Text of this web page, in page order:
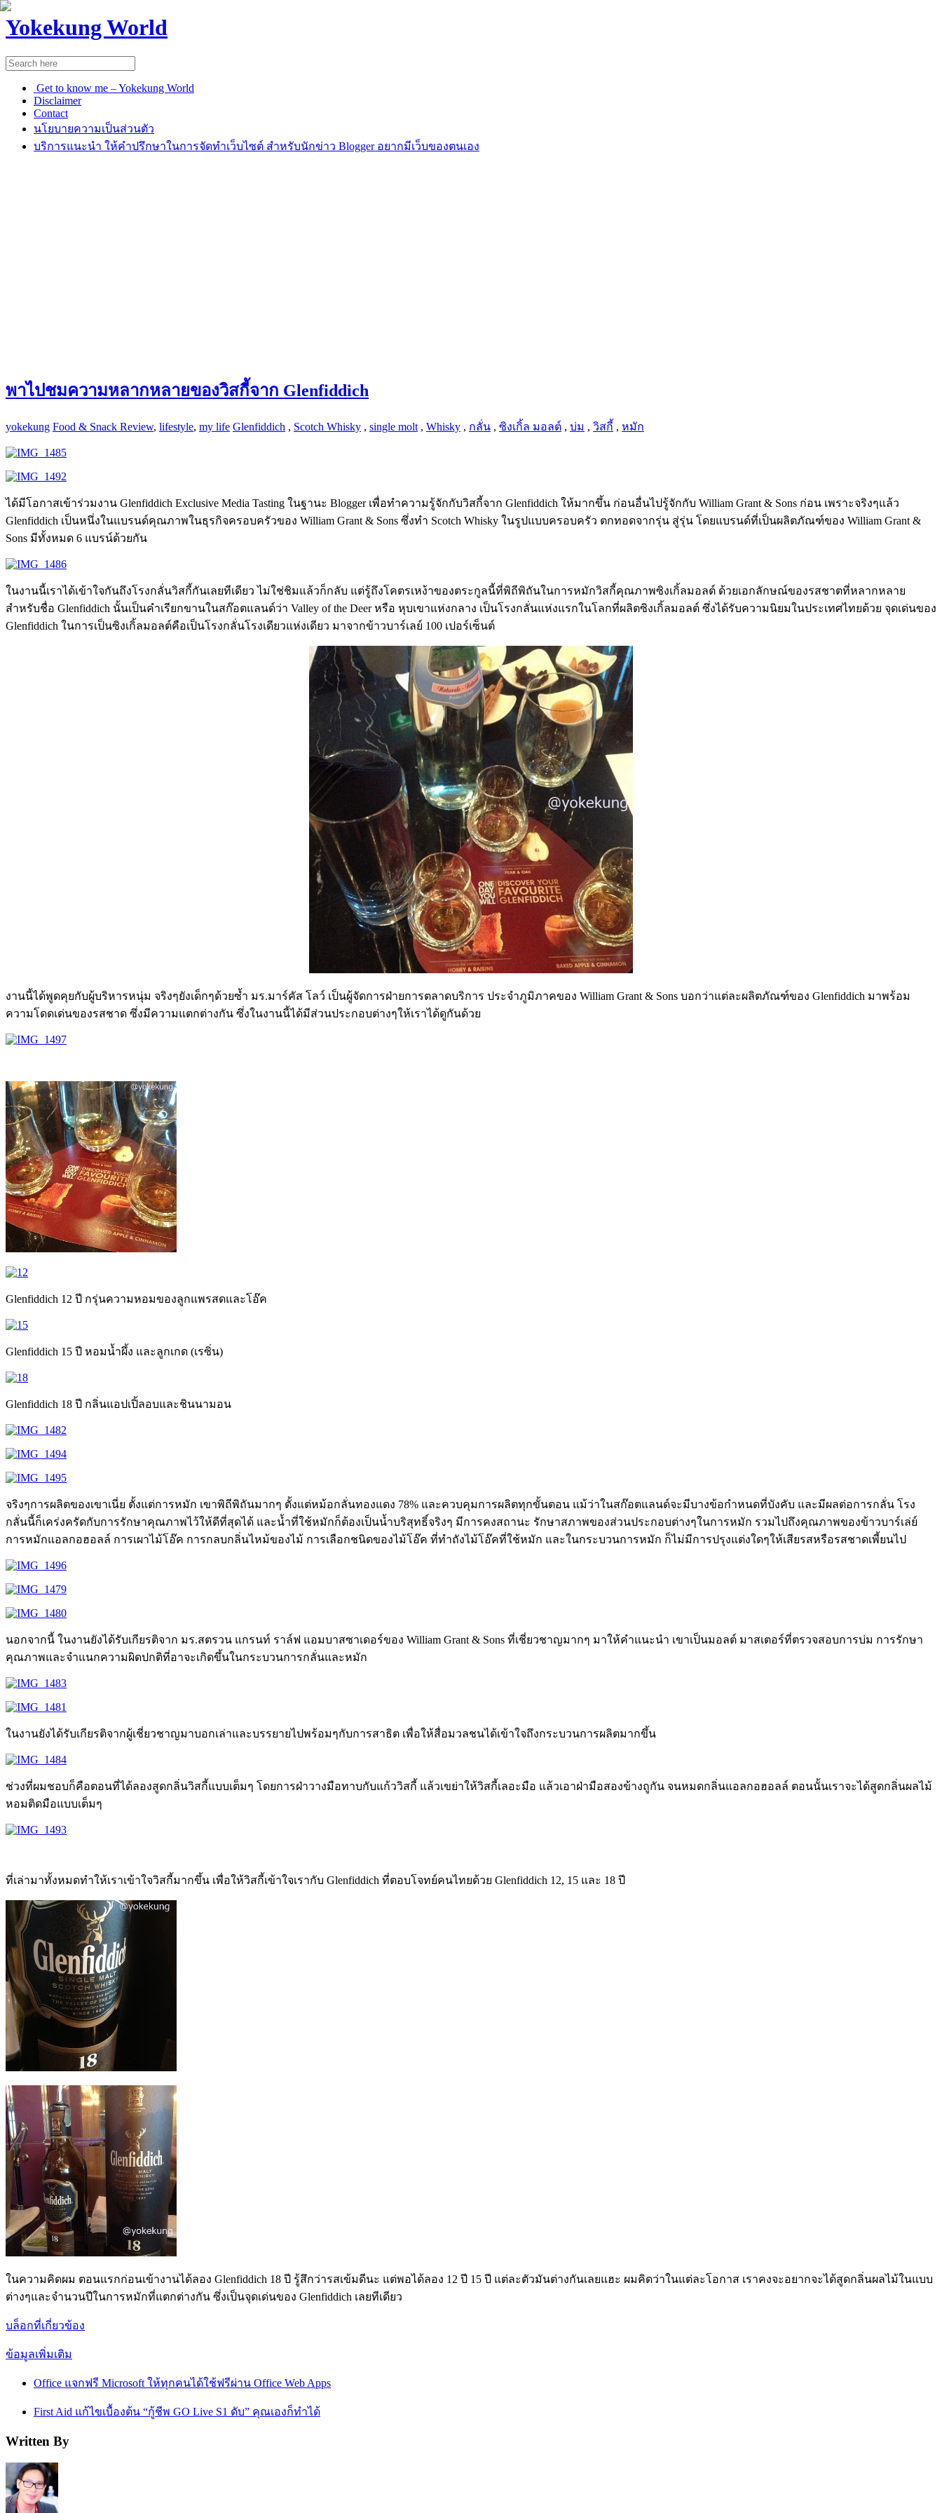
Yokekung World
Get to know me – Yokekung World
Disclaimer
Contact
นโยบายความเป็นส่วนตัว
บริการแนะนำ ให้คำปรึกษาในการจัดทำเว็บไซต์ สำหรับนักข่าว Blogger อยากมีเว็บของตนเอง
พาไปชมความหลากหลายของวิสกี้จาก Glenfiddich
yokekung Food & Snack Review, lifestyle, my life Glenfiddich , Scotch Whisky , single molt , Whisky , กลั่น , ซิงเกิ้ล มอลต์ , บ่ม , วิสกี้ , หมัก
ได้มีโอกาสเข้าร่วมงาน Glenfiddich Exclusive Media Tasting ในฐานะ Blogger เพื่อทำความรู้จักกับวิสกี้จาก Glenfiddich ให้มากขึ้น ก่อนอื่นไปรู้จักกับ William Grant & Sons ก่อน เพราะจริงๆแล้ว
Glenfiddich เป็นหนึ่งในแบรนด์คุณภาพในธุรกิจครอบครัวของ William Grant & Sons ซึ่งทำ Scotch Whisky ในรูปแบบครอบครัว ตกทอดจากรุ่น สู่รุ่น โดยแบรนด์ที่เป็นผลิตภัณฑ์ของ William Grant &
Sons มีทั้งหมด 6 แบรน์ด้วยกัน
ในงานนี้เราได้เข้าใจกันถึงโรงกลั่นวิสกี้กันเลยทีเดียว ไม่ใช่ชิมแล้วก็กลับ แต่รู้ถึงโคตรเหง้าของตระกูลนี้ที่พิถีพิถันในการหมักวิสกี้คุณภาพซิงเกิ้ลมอลต์ ด้วยเอกลักษณ์ของรสชาตที่หลากหลาย
สำหรับชื่อ Glenfiddich นั้นเป็นคำเรียกขานในสก๊อตแลนด์ว่า Valley of the Deer หรือ หุบเขาแห่งกลาง เป็นโรงกลั่นแห่งแรกในโลกที่ผลิตซิงเกิ้ลมอลต์ ซึ่งได้รับความนิยมในประเทศไทยด้วย จุดเด่นของ
Glenfiddich ในการเป็นซิงเกิ้ลมอลต์คือเป็นโรงกลั่นโรงเดียวแห่งเดียว มาจากข้าวบาร์เลย์ 100 เปอร์เซ็นต์
งานนี้ได้พูดคุยกับผู้บริหารหนุ่ม จริงๆยังเด็กๆด้วยซ้ำ มร.มาร์คัส โลว์ เป็นผู้จัดการฝ่ายการตลาดบริการ ประจำภูมิภาคของ William Grant & Sons บอกว่าแต่ละผลิตภัณฑ์ของ Glenfiddich มาพร้อม
ความโดดเด่นของรสชาด ซึ่งมีความแตกต่างกัน ซึ่งในงานนี้ได้มีส่วนประกอบต่างๆให้เราได้ดูกันด้วย
Glenfiddich 12 ปี กรุ่นความหอมของลูกแพรสดและโอ๊ค
Glenfiddich 15 ปี หอมน้ำผึ้ง และลูกเกด (เรซิ่น)
Glenfiddich 18 ปี กลิ่นแอปเปิ้ลอบและชินนามอน
จริงๆการผลิตของเขาเนี่ย ตั้งแต่การหมัก เขาพิถีพิถันมากๆ ตั้งแต่หม้อกลั่นทองแดง 78% และควบคุมการผลิตทุกขั้นตอน แม้ว่าในสก๊อตแลนด์จะมีบางข้อกำหนดที่บังคับ และมีผลต่อการกลั่น โรง
กลั่นนี้ก็เคร่งครัดกับการรักษาคุณภาพไว้ให้ดีที่สุดได้ และน้ำที่ใช้หมักก็ต้องเป็นน้ำบริสุทธิ์จริงๆ มีการคงสถานะ รักษาสภาพของส่วนประกอบต่างๆในการหมัก รวมไปถึงคุณภาพของข้าวบาร์เล่ย์
การหมักแอลกอฮอลล์ การเผาไม้โอ๊ค การกลบกลิ่นไหม้ของไม้ การเลือกชนิดของไม้โอ๊ค ที่ทำถังไม้โอ๊คที่ใช้หมัก และในกระบวนการหมัก ก็ไม่มีการปรุงแต่งใดๆให้เสียรสหรือรสชาดเพี้ยนไป
นอกจากนี้ ในงานยังได้รับเกียรติจาก มร.สตรวน แกรนท์ ราล์ฟ แอมบาสซาเดอร์ของ William Grant & Sons ที่เชี่ยวชาญมากๆ มาให้คำแนะนำ เขาเป็นมอลต์ มาสเตอร์ที่ตรวจสอบการบ่ม การรักษา
คุณภาพและจำแนกความผิดปกติที่อาจะเกิดขึ้นในกระบวนการกลั่นและหมัก
ในงานยังได้รับเกียรติจากผู้เชี่ยวชาญมาบอกเล่าและบรรยายไปพร้อมๆกับการสาธิต เพื่อให้สื่อมวลชนได้เข้าใจถึงกระบวนการผลิตมากขึ้น
ช่วงที่ผมชอบก็คือตอนที่ได้ลองสูดกลิ่นวิสกี้แบบเต็มๆ โดยการฝ่าวางมือทาบกับแก้ววิสกี้ แล้วเขย่าให้วิสกี้เลอะมือ แล้วเอาฝ่ามือสองข้างถูกัน จนหมดกลิ่นแอลกอฮอลล์ ตอนนั้นเราจะได้สูดกลิ่นผลไม้
หอมติดมือแบบเต็มๆ
ที่เล่ามาทั้งหมดทำให้เราเข้าใจวิสกี้มากขึ้น เพื่อให้วิสกี้เข้าใจเรากับ Glenfiddich ที่ตอบโจทย์คนไทยด้วย Glenfiddich 12, 15 และ 18 ปี
ในความคิดผม ตอนแรกก่อนเข้างานได้ลอง Glenfiddich 18 ปี รู้สึกว่ารสเข้มดีนะ แต่พอได้ลอง 12 ปี 15 ปี แต่ละตัวมันต่างกันเลยแฮะ ผมคิดว่าในแต่ละโอกาส เราคงจะอยากจะได้สูดกลิ่นผลไม้ในแบบ
ต่างๆและจำนวนปีในการหมักที่แตกต่างกัน ซึ่งเป็นจุดเด่นของ Glenfiddich เลยทีเดียว
บล็อกที่เกี่ยวข้อง
ข้อมูลเพิ่มเติม
Office แจกฟรี Microsoft ให้ทุกคนได้ใช้ฟรีผ่าน Office Web Apps
First Aid แก้ไขเบื้องต้น “กู้ชีพ GO Live S1 ดับ” คุณเองก็ทำได้
Written By